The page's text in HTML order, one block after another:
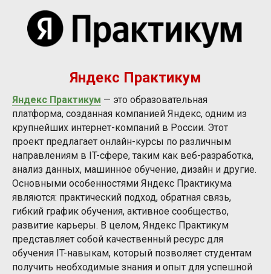
Яндекс Практикум
Яндекс Практикум — это образовательная
платформа, созданная компанией Яндекс, одним из
крупнейших интернет-компаний в России. Этот
проект предлагает онлайн-курсы по различным
направлениям в IT-сфере, таким как веб-разработка,
анализ данных, машинное обучение, дизайн и другие.
Основными особенностями Яндекс Практикума
являются: практический подход, обратная связь,
гибкий график обучения, активное сообщество,
развитие карьеры. В целом, Яндекс Практикум
представляет собой качественный ресурс для
обучения IT-навыкам, который позволяет студентам
получить необходимые знания и опыт для успешной